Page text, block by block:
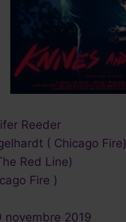
Reeder
( Chicago Fire)
Red Line)
Fire )
novembre 2019